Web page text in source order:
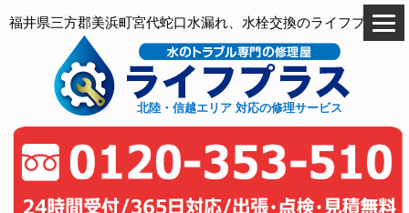
福井県三方郡美浜町宮代蛇口水漏れ、水栓交換のライフプラス
北陸・信越エリア 対応の修理サービス